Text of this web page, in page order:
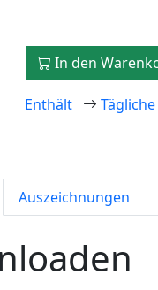
In den
Enthält
Auszeichnungen